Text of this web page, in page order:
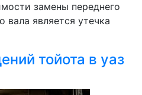
замены переднего
вала является утечка
тойота в уаз